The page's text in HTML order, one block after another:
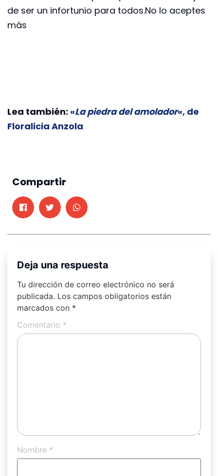
de ser un infortunio para todos.No lo aceptes
más
Lea también: «La piedra del amolador«, de
Floralicia Anzola
Compartir
Deja una respuesta
Tu dirección de correo electrónico no será
publicada. Los campos obligatorios están
marcados con *
Comentario *
Nombre *